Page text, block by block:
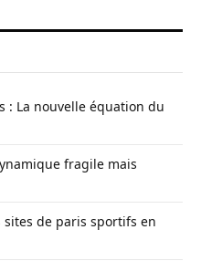
: La nouvelle équation du
fragile mais
de paris sportifs en